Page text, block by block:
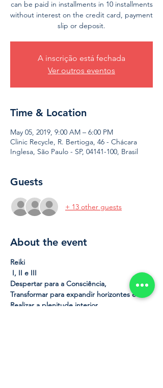
can be paid in installments in 10 installments
without interest on the credit card, payment
slip or deposit.
A inscrição está fechada
Ver outros eventos
Time & Location
May 05, 2019, 9:00 AM – 6:00 PM
Clinic Recycle, R. Bertioga, 46 - Chácara
Inglesa, São Paulo - SP, 04141-100, Brasil
Guests
+ 13 other guests
About the event
Reiki
I, II e III